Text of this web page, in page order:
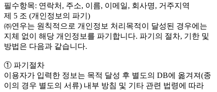
필수항목: 연락처, 주소, 이름, 이메일, 회사명, 거주지역
제 5 조 (개인정보의 파기)
㈜연우는 원칙적으로 개인정보 처리목적이 달성된 경우에는
지체 없이 해당 개인정보를 파기합니다. 파기의 절차, 기한 및
방법은 다음과 같습니다.
① 파기절차
이용자가 입력한 정보는 목적 달성 후 별도의 DB에 옮겨져(종
이의 경우 별도의 서류) 내부 방침 및 기타 관련 법령에 따라